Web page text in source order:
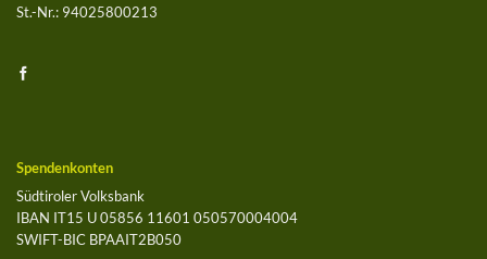
St.-Nr.: 94025800213
Spendenkonten
Südtiroler Volksbank
IBAN IT15 U 05856 11601 050570004004
SWIFT-BIC BPAAIT2B050